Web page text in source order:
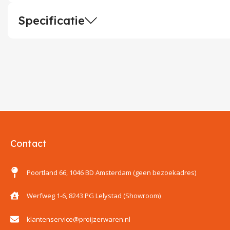
Specificatie
Contact
Poortland 66, 1046 BD Amsterdam (geen bezoekadres)
Werfweg 1-6, 8243 PG Lelystad (Showroom)
klantenservice@proijzerwaren.nl